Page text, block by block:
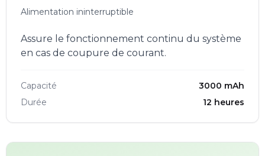
Alimentation ininterruptible
Assure le fonctionnement continu du système
en cas de coupure de courant.
Capacité
3000 mAh
Durée
12 heures